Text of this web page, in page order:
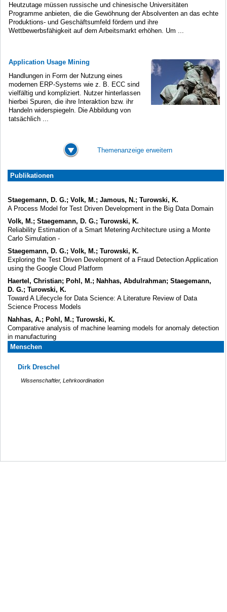
Heutzutage müssen russische und chinesische Universitäten
Programme anbieten, die die Gewöhnung der Absolventen an das echte
Produktions- und Geschäftsumfeld fördern und ihre
Wettbewerbsfähigkeit auf dem Arbeitsmarkt erhöhen. Um ...
Application Usage Mining
Handlungen in Form der Nutzung eines
modernen ERP-Systems wie z. B. ECC sind
vielfältig und kompliziert. Nutzer hinterlassen
hierbei Spuren, die ihre Interaktion bzw. ihr
Handeln widerspiegeln. Die Abbildung von
tatsächlich ...
Themenanzeige erweitern
Publikationen
Staegemann, D. G.; Volk, M.; Jamous, N.; Turowski, K.
A Process Model for Test Driven Development in the Big Data Domain
Volk, M.; Staegemann, D. G.; Turowski, K.
Reliability Estimation of a Smart Metering Architecture using a Monte
Carlo Simulation -
Staegemann, D. G.; Volk, M.; Turowski, K.
Exploring the Test Driven Development of a Fraud Detection Application
using the Google Cloud Platform
Haertel, Christian; Pohl, M.; Nahhas, Abdulrahman; Staegemann,
D. G.; Turowski, K.
Toward A Lifecycle for Data Science: A Literature Review of Data
Science Process Models
Nahhas, A.; Pohl, M.; Turowski, K.
Comparative analysis of machine learning models for anomaly detection
in manufacturing
Menschen
Dirk Dreschel
Wissenschaftler, Lehrkoordination